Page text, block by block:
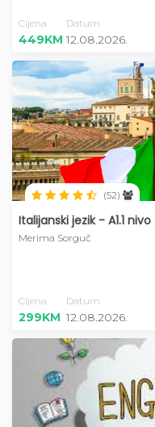
Cijena Datum
449KM 12.08.2026.
(52)
Italijanski jezik - A1.1 nivo
Merima Sorguč
Cijena Datum
299KM 12.08.2026.